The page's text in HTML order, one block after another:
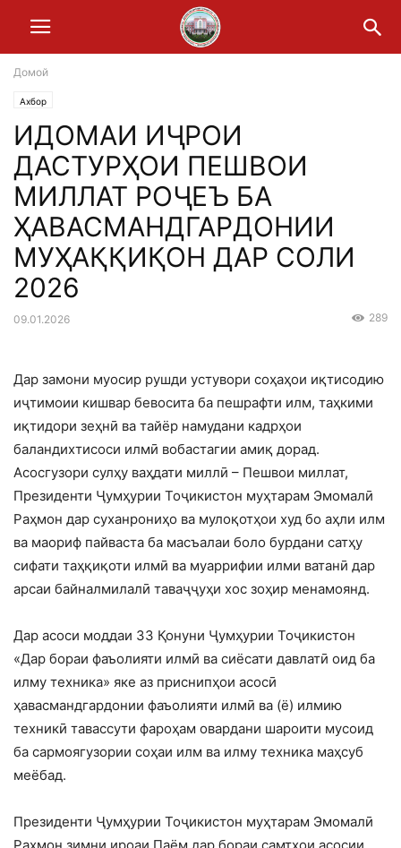
Домой
Ахбор
ИДОМАИ ИҶРОИ
ДАСТУРҲОИ ПЕШВОИ
МИЛЛАТ РОҶЕЪ БА
ҲАВАСМАНДГАРДОНИИ
МУҲАҚҚИҚОН ДАР СОЛИ
2026
09.01.2026 289
Дар замони муосир рушди устувори соҳаҳои иқтисодию
иҷтимоии кишвар бевосита ба пешрафти илм, таҳкими
иқтидори зеҳнӣ ва тайёр намудани кадрҳои
баландихтисоси илмӣ вобастагии амиқ дорад.
Асосгузори сулҳу ваҳдати миллӣ – Пешвои миллат,
Президенти Ҷумҳурии Тоҷикистон муҳтарам Эмомалӣ
Раҳмон дар суханрониҳо ва мулоқотҳои худ бо аҳли илм
ва маориф пайваста ба масъалаи боло бурдани сатҳу
сифати таҳқиқоти илмӣ ва муаррифии илми ватанӣ дар
арсаи байналмилалӣ таваҷҷуҳи хос зоҳир менамоянд.
Дар асоси моддаи 33 Қонуни Ҷумҳурии Тоҷикистон
«Дар бораи фаъолияти илмӣ ва сиёсати давлатӣ оид ба
илму техника» яке аз приснипҳои асосӣ
ҳавасмандгардонии фаъолияти илмӣ ва (ё) илмию
техникӣ тавассути фароҳам овардани шароити мусоид
ба сармоягузории соҳаи илм ва илму техника маҳсуб
меёбад.
Президенти Ҷумҳурии Тоҷикистон муҳтарам Эмомалӣ